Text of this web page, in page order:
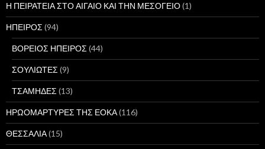
Η ΠΕΙΡΑΤΕΙΑ ΣΤΟ ΑΙΓΑΙΟ ΚΑΙ ΤΗΝ ΜΕΣΟΓΕΙΟ(1)
ΗΠΕΙΡΟΣ (94)
ΒΟΡΕΙΟΣ ΗΠΕΙΡΟΣ (44)
ΣΟΥΛΙΩΤΕΣ (9)
ΤΣΑΜΗΔΕΣ (13)
ΗΡΩΟΜΑΡΤΥΡΕΣ ΤΗΣ ΕΟΚΑ(116)
ΘΕΣΣΑΛΙΑ(15)